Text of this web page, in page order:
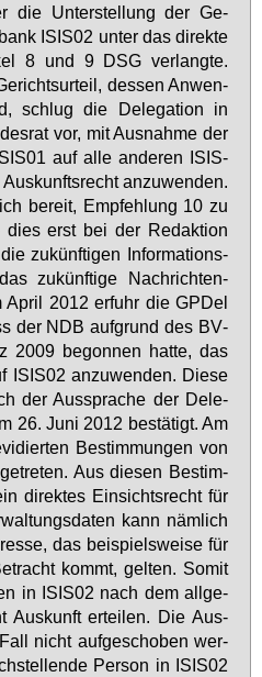
die Un­ter­stel­lung der Ge­
ISIS02 un­ter das di­rek­te
8 und 9 DSG ver­lang­te.
des­sen An­wen­
schlug die De­le­ga­ti­on in
vor, mit Aus­nah­me der
auf al­le an­de­ren ISIS-
an­zu­wen­den.
be­reit, Emp­feh­lung 10 zu
dies erst bei der Re­dak­ti­on
zu­künf­ti­gen In­for­ma­ti­ons­
zu­künf­ti­ge Nach­rich­ten­
April 2012 er­fuhr die GPDel
der NDB auf­grund des BV­
2009 be­gon­nen hat­te, das
ISIS02 an­zu­wen­den. Die­se
der Aus­spra­che der De­le­
26. Ju­ni 2012 be­stä­tigt. Am
Be­stim­mun­gen von
Aus die­sen Be­stim­
di­rek­tes Ein­sichts­recht für
kann näm­lich
das bei­spiels­wei­se für
kommt, gel­ten. So­mit
in ISIS02 nach dem all­ge­
Aus­kunft er­tei­len. Die Aus­
nicht auf­ge­scho­ben wer­
Per­son in ISIS02